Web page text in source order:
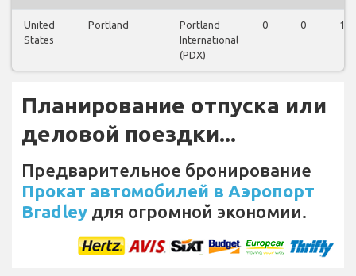
United
States
Portland
Portland
International
(PDX)
0 0 1
Планирование отпуска или
деловой поездки...
Предварительное бронирование
Прокат автомобилей в Аэропорт
Bradley для огромной экономии.